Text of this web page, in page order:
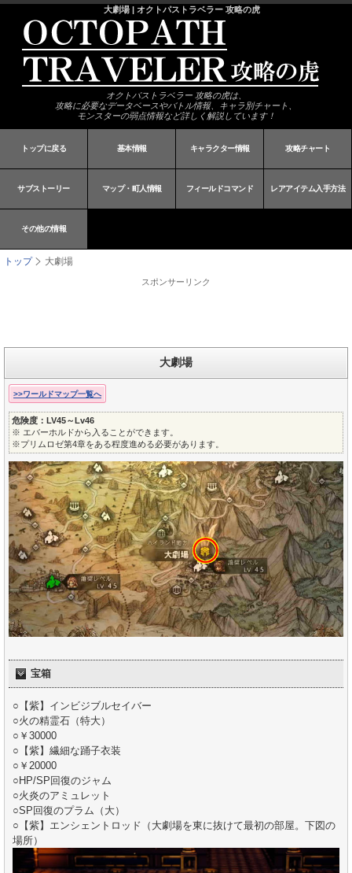
大劇場 | オクトパストラベラー 攻略の虎
オクトパストラベラー 攻略の虎は、
攻略に必要なデータベースやバトル情報、キャラ別チャート、
モンスターの弱点情報など詳しく解説しています！
トップに戻る 基本情報 キャラクター情報 攻略チャート
サブストーリー マップ・町人情報 フィールドコマンド レアアイテム入手方法
その他の情報
トップ 大劇場
スポンサーリンク
大劇場
>>ワールドマップ一覧へ
危険度：LV45～Lv46
※ エバーホルドから入ることができます。
※プリムロゼ第4章をある程度進める必要があります。
宝箱
○【紫】インビジブルセイバー
○火の精霊石（特大）
○￥30000
○【紫】繊細な踊子衣装
○￥20000
○HP/SP回復のジャム
○火炎のアミュレット
○SP回復のプラム（大）
○【紫】エンシェントロッド（大劇場を東に抜けて最初の部屋。下図の
場所）